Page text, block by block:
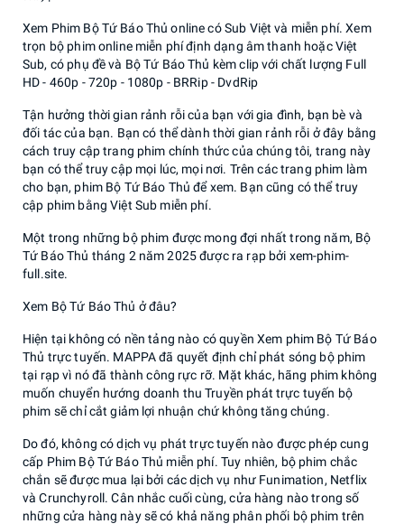
Xem Phim Bộ Tứ Báo Thủ online có Sub Việt và miễn phí. Xem
trọn bộ phim online miễn phí định dạng âm thanh hoặc Việt
Sub, có phụ đề và Bộ Tứ Báo Thủ kèm clip với chất lượng Full
HD - 460p - 720p - 1080p - BRRip - DvdRip
Tận hưởng thời gian rảnh rỗi của bạn với gia đình, bạn bè và
đối tác của bạn. Bạn có thể dành thời gian rảnh rỗi ở đây bằng
cách truy cập trang phim chính thức của chúng tôi, trang này
bạn có thể truy cập mọi lúc, mọi nơi. Trên các trang phim làm
cho bạn, phim Bộ Tứ Báo Thủ để xem. Bạn cũng có thể truy
cập phim bằng Việt Sub miễn phí.
Một trong những bộ phim được mong đợi nhất trong năm, Bộ
Tứ Báo Thủ tháng 2 năm 2025 được ra rạp bởi xem-phim-
full.site.
Xem Bộ Tứ Báo Thủ ở đâu?
Hiện tại không có nền tảng nào có quyền Xem phim Bộ Tứ Báo
Thủ trực tuyến. MAPPA đã quyết định chỉ phát sóng bộ phim
tại rạp vì nó đã thành công rực rỡ. Mặt khác, hãng phim không
muốn chuyển hướng doanh thu Truyền phát trực tuyến bộ
phim sẽ chỉ cắt giảm lợi nhuận chứ không tăng chúng.
Do đó, không có dịch vụ phát trực tuyến nào được phép cung
cấp Phim Bộ Tứ Báo Thủ miễn phí. Tuy nhiên, bộ phim chắc
chắn sẽ được mua lại bởi các dịch vụ như Funimation, Netflix
và Crunchyroll. Cân nhắc cuối cùng, cửa hàng nào trong số
những cửa hàng này sẽ có khả năng phân phối bộ phim trên